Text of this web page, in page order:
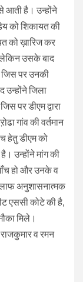
आती है। उन्होंने
को शिकायत की
को ख़ारिज कर
लेकिन उसके बाद
जिस पर उनकी
उन्होंने जिला
पर डीएम द्वारा
गांव की वर्तमान
हेतु डीएम को
उन्होंने मांग की
हो और उनके व
अनुशासनात्मक
एससी कोटे की है,
मिले।
राजकुमार व रमन